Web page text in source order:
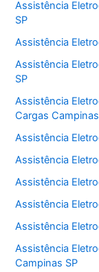
Assistência
SP
Assistência
Assistência
SP
Assistência
Cargas
Assistência
Assistência
Assistência
Assistência
Assistência
Assistência
Campinas SP